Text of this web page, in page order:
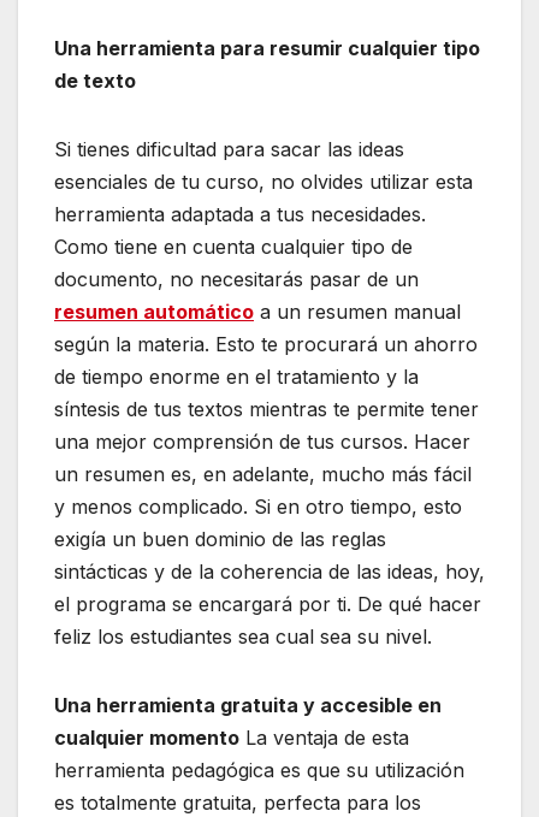
Una herramienta para resumir cualquier tipo
de texto
Si tienes dificultad para sacar las ideas
esenciales de tu curso, no olvides utilizar esta
herramienta adaptada a tus necesidades.
Como tiene en cuenta cualquier tipo de
documento, no necesitarás pasar de un
resumen automático a un resumen manual
según la materia. Esto te procurará un ahorro
de tiempo enorme en el tratamiento y la
síntesis de tus textos mientras te permite tener
una mejor comprensión de tus cursos. Hacer
un resumen es, en adelante, mucho más fácil
y menos complicado. Si en otro tiempo, esto
exigía un buen dominio de las reglas
sintácticas y de la coherencia de las ideas, hoy,
el programa se encargará por ti. De qué hacer
feliz los estudiantes sea cual sea su nivel.
Una herramienta gratuita y accesible en
cualquier momento La ventaja de esta
herramienta pedagógica es que su utilización
es totalmente gratuita, perfecta para los